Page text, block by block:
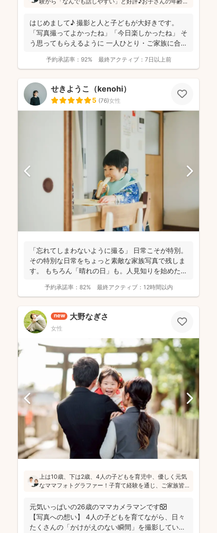
しゃり、親御さんの要望もしっかり汲み取って撮影を進
められています(^^)
はじめまして♪ 撮影と人と子どもが大好きです。
「写真撮ってよかったね」「今日楽しかったね」 そ
う思ってもらえるように 一人ひとり・ご家族に合わ
予約承諾率： 92% 最終アクティブ： 7日以上前
せきようこ（kenohi）
5 (76)女性
「忘れてしまわないように撮る」 日常こそが特別。
その特別な日常をちょっと素敵な家族写真で残しま
す。 もちろん「晴れの日」も。人見知りを始めた
予約承諾率： 82% 最終アクティブ： 12時間以内
new 大野なぎさ
女性
上は10歳、下は2歳、4人の子どもを育児中、優しく元気
なママフォトグラファー！子育て経験を通じ、ご家族皆
ちを大切にしています！お子さんに無理がないよう、お
喋りしながら楽しく撮影していきます(^^)
元気いっぱいの26歳のママカメラマンです📷
【写真への想い】 4人の子どもを育てながら、日々
たくさんの「かけがえのない瞬間」を撮影してい